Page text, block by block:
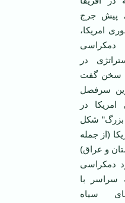
پيش جرج
امريکا،
در
سخن گفت
سرفصل
در
بزرگ“ شکل
(از جمله
و عراق)
دمکراسی
سراسر با
سياه